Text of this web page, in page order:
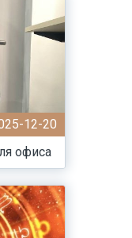
12-20
офиса